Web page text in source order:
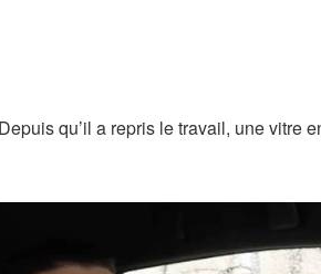
qu’il a repris le travail, une vitre